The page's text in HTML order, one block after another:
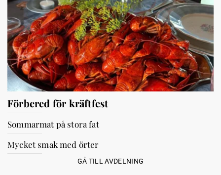
Förbered för kräftfest
Sommarmat på stora fat
Mycket smak med örter
GÅ TILL AVDELNING